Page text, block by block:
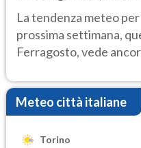
Ecco dove
La tendenza meteo
prossima settimana,
Ferragosto, vede
Meteo città italiane
Torino